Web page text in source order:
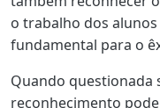
o trabalho dos
fundamental para o
Quando questionada
reconhecimento